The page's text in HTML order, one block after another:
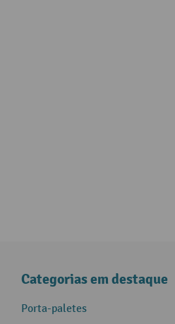
Categorias em destaque
Porta-paletes